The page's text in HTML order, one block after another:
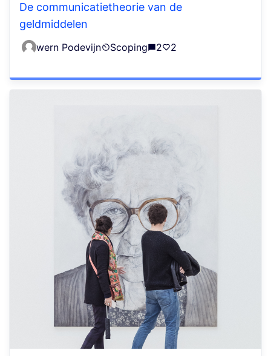
De communicatietheorie van de
geldmiddelen
wern Podevijn Scoping 2 2